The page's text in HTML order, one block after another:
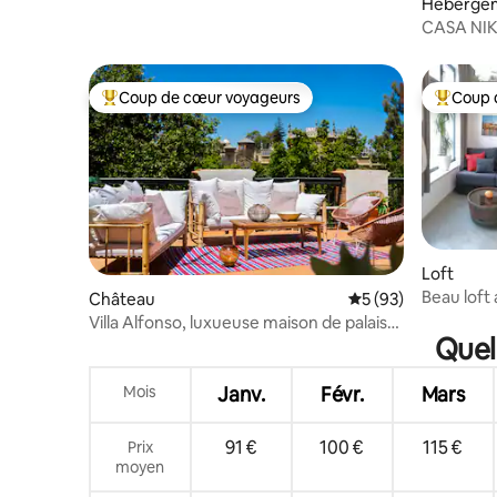
CASA
Coups de cœur voyageurs les plus appréciés
Coup de cœur voyageurs
Château Évaluation
5 (93)
Villa Alfonso, luxueuse maison de palais
Coups
Coup
Loft
Beau loft
Mois Janv. Févr. Mars
Prix
moyen
91 € 100 € 115 €